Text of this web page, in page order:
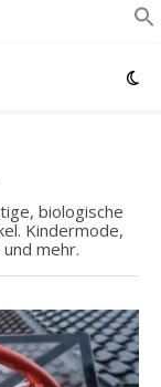
biologische
Kindermode,
mehr.